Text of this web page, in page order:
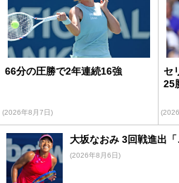
66分の圧勝で2年連続16強
(2026年8月7日)
セ
25
大坂なおみ 3回戦進出「
(2026年8月6日)